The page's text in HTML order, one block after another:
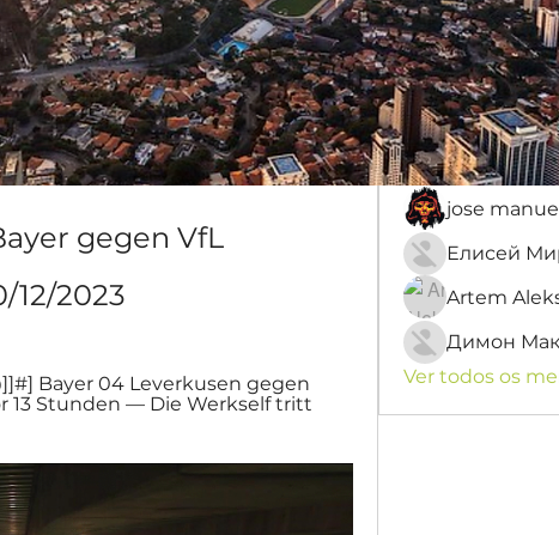
Sobre
gegen VfL
2023
Bayer 04 Leverkusen gegen
13 Stunden — Die Werkself tritt
membros
Anna
jose
Artem
Димон
Ver todos os